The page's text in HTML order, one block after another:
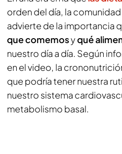
orden del día, la
advierte de la importancia
que comemosyqué
nuestro día a día. Según
en el video, la
que podría tener nuestra
nuestro sistema
metabolismo basal.